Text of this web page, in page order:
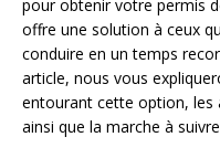
pour obtenir votre permis
offre une solution à ceux
conduire en un temps
article, nous vous
entourant cette option, les
ainsi que la marche à